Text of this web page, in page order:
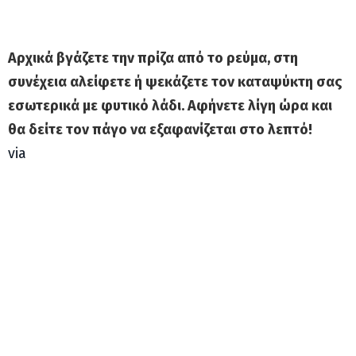
Αρχικά βγάζετε την πρίζα από το ρεύμα, στη
συνέχεια αλείφετε ή ψεκάζετε τον καταψύκτη σας
εσωτερικά με φυτικό λάδι. Αφήνετε λίγη ώρα και
θα δείτε τον πάγο να εξαφανίζεται στο λεπτό!
via